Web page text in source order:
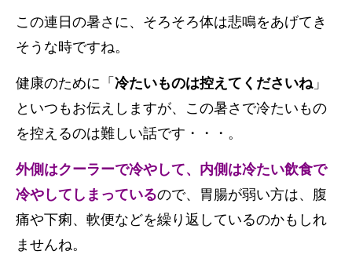
この連日の暑さに、そろそろ体は悲鳴をあげてき
そうな時ですね。
健康のために「 冷たいものは控えてくださいね」
といつもお伝えしますが、この暑さで冷たいもの
を控えるのは難しい話です・・・。
外側はクーラーで冷やして、内側は冷たい飲食で
冷やしてしまっているので、胃腸が弱い方は、腹
痛や下痢、軟便などを繰り返しているのかもしれ
ませんね。